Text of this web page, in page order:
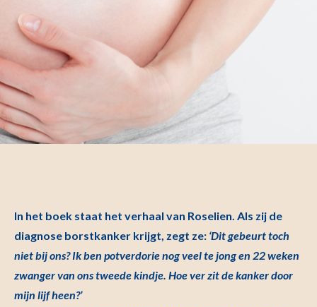
In het boek staat het verhaal van Roselien. Als zij de
diagnose borstkanker krijgt, zegt ze: ‘Dit gebeurt toch
niet bij ons? Ik ben potverdorie nog veel te jong en 22 weken
zwanger van ons tweede kindje. Hoe ver zit de kanker door
mijn lijf heen?’